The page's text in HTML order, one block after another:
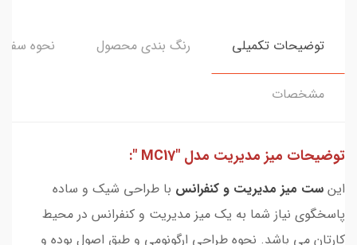
توضیحات تکمیلی رنگ بندی محصول نحوه
مشخصات
توضیحات میز مدیریت مدل "MC17 ":
این ست میز مدیریت و کنفرانس با طراحی شیک و ساده
پاسخگوی نیاز شما به یک میز مدیریت و کنفرانس در محیط
کارتان می باشد. نحوه طراحی ارگونومی و طبق اصول بوده و